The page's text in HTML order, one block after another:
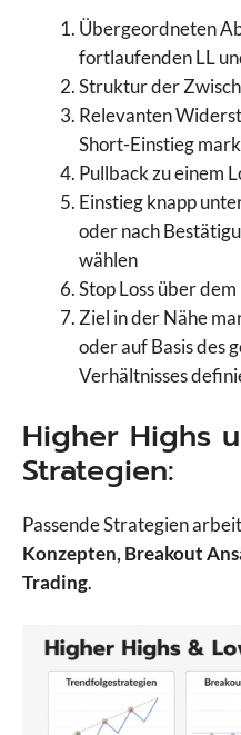
Übergeordneten
fortlaufenden LL
Struktur der
Relevanten
Short-Einstieg
Pullback zu einem
Einstieg knapp
oder nach
wählen
Stop Loss über
Ziel in der Nähe
oder auf Basis des
Verhältnisses
Higher Highs
Strategien:
Passende Strategien
Konzepten, Breakout
Trading.